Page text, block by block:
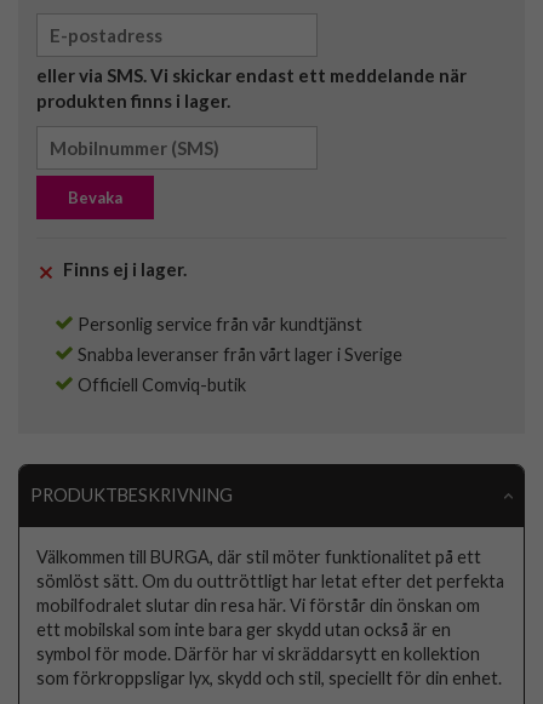
eller via SMS. Vi skickar endast ett meddelande när
produkten finns i lager.
Bevaka
Finns ej i lager.
Personlig service från vår kundtjänst
Snabba leveranser från vårt lager i Sverige
Officiell Comviq-butik
PRODUKTBESKRIVNING
Välkommen till BURGA, där stil möter funktionalitet på ett
sömlöst sätt. Om du outtröttligt har letat efter det perfekta
mobilfodralet slutar din resa här. Vi förstår din önskan om
ett mobilskal som inte bara ger skydd utan också är en
symbol för mode. Därför har vi skräddarsytt en kollektion
som förkroppsligar lyx, skydd och stil, speciellt för din enhet.